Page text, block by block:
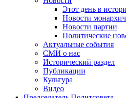
Этот день в
Новости
Новости партии
Политические
Актуальные события
СМИ о нас
Исторический раздел
Публикации
Культура
Видео